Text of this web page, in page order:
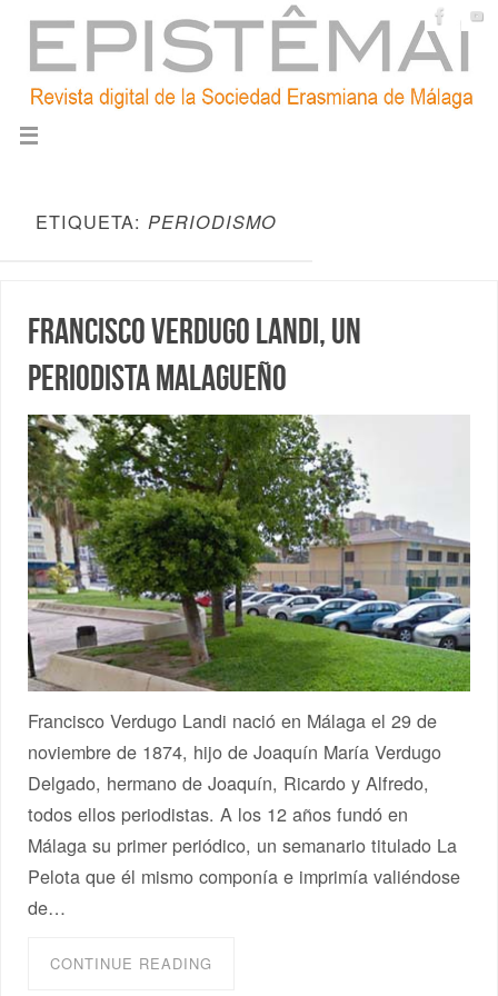
ETIQUETA: PERIODISMO
Francisco Verdugo Landi, un
periodista malagueño
Francisco Verdugo Landi nació en Málaga el 29 de
noviembre de 1874, hijo de Joaquín María Verdugo
Delgado, hermano de Joaquín, Ricardo y Alfredo,
todos ellos periodistas. A los 12 años fundó en
Málaga su primer periódico, un semanario titulado La
Pelota que él mismo componía e imprimía valiéndose
de…
CONTINUE READING